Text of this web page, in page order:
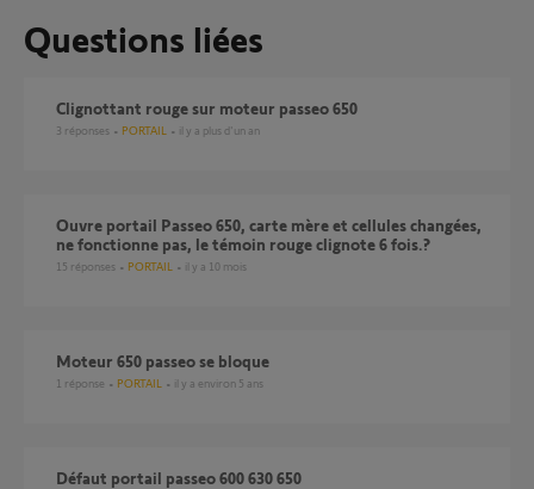
Questions liées
Clignottant rouge sur moteur passeo 650
3 réponses PORTAIL il y a plus d'un an
Ouvre portail Passeo 650, carte mère et cellules changées,
ne fonctionne pas, le témoin rouge clignote 6 fois.?
15 réponses PORTAIL il y a 10 mois
Moteur 650 passeo se bloque
1 réponse PORTAIL il y a environ 5 ans
Défaut portail passeo 600 630 650